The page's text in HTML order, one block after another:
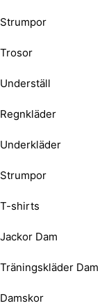
Strumpor
Trosor
Underställ
Regnkläder
Underkläder
Strumpor
T-shirts
Jackor Dam
Träningskläder Dam
Damskor